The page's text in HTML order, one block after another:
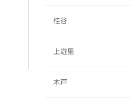
桂谷
上遊里
木戸